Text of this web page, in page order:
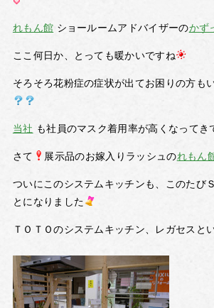
れもん館 ショールームアドバイザーのかず
ここ何日か、とっても暖かいですね
そろそろ花粉症の症状が出てお困りの方も
当社 も社員のマスク着用率が高くなってき
さて 展示品のお嫁入りラッシュのれもん
ついにこのシステムキッチンも、このたび
とになりました
ＴＯＴＯのシステムキッチン、レガセスと